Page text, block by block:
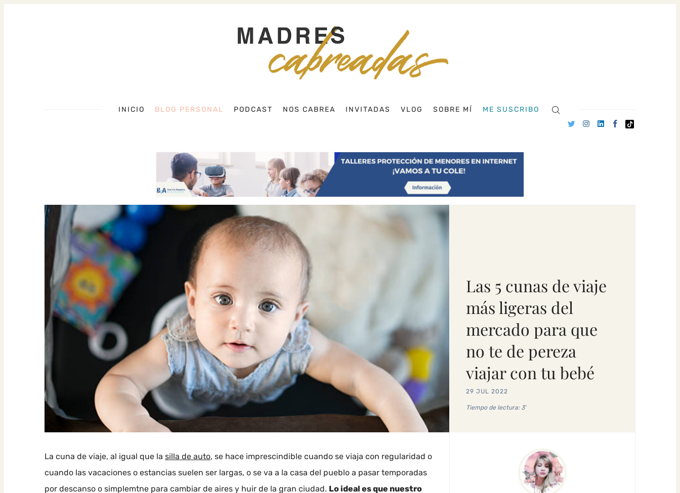
INICIO BLOG PERSONAL PODCAST NOS CABREA INVITADAS VLOG SOBRE MÍ ME SUSCRIBO
Las 5 cunas de viaje
más ligeras del
mercado para que
no te de pereza
viajar con tu bebé
29 JUL 2022
Tiempo de lectura: 3'
La cuna de viaje, al igual que la silla de auto, se hace imprescindible cuando se viaja con regularidad o
cuando las vacaciones o estancias suelen ser largas, o se va a la casa del pueblo a pasar temporadas
por descanso o simplemtne para cambiar de aires y huir de la gran ciudad. Lo ideal es que nuestro